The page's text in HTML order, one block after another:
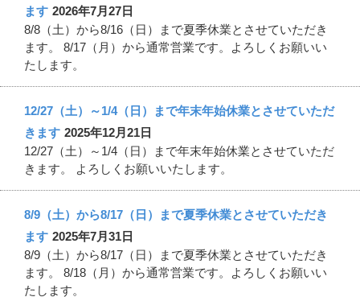
ます 2026年7月27日
8/8（土）から8/16（日）まで夏季休業とさせていただき
ます。 8/17（月）から通常営業です。よろしくお願いい
たします。
12/27（土）～1/4（日）まで年末年始休業とさせていただ
きます 2025年12月21日
12/27（土）～1/4（日）まで年末年始休業とさせていただ
きます。 よろしくお願いいたします。
8/9（土）から8/17（日）まで夏季休業とさせていただき
ます 2025年7月31日
8/9（土）から8/17（日）まで夏季休業とさせていただき
ます。 8/18（月）から通常営業です。よろしくお願いい
たします。